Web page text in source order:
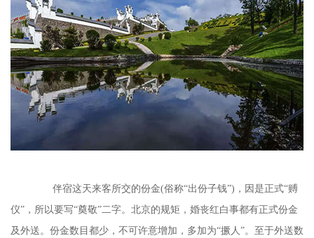
伴宿这天来客所交的份金(俗称“出份子钱”)，因是正式“赙
仪”，所以要写“奠敬”二字。北京的规矩，婚丧红白事都有正式份金
及外送。份金数目都少，不可许意增加，多加为“撅人”。至于外送数